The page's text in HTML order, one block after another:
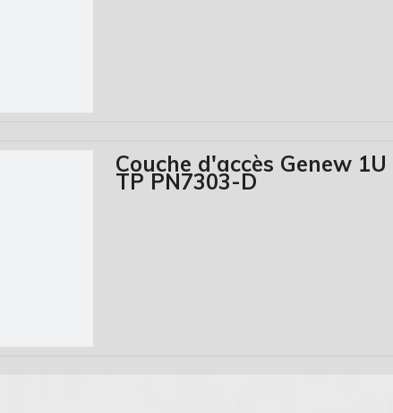
Couche d'accès Genew 1U
TP PN7303-D